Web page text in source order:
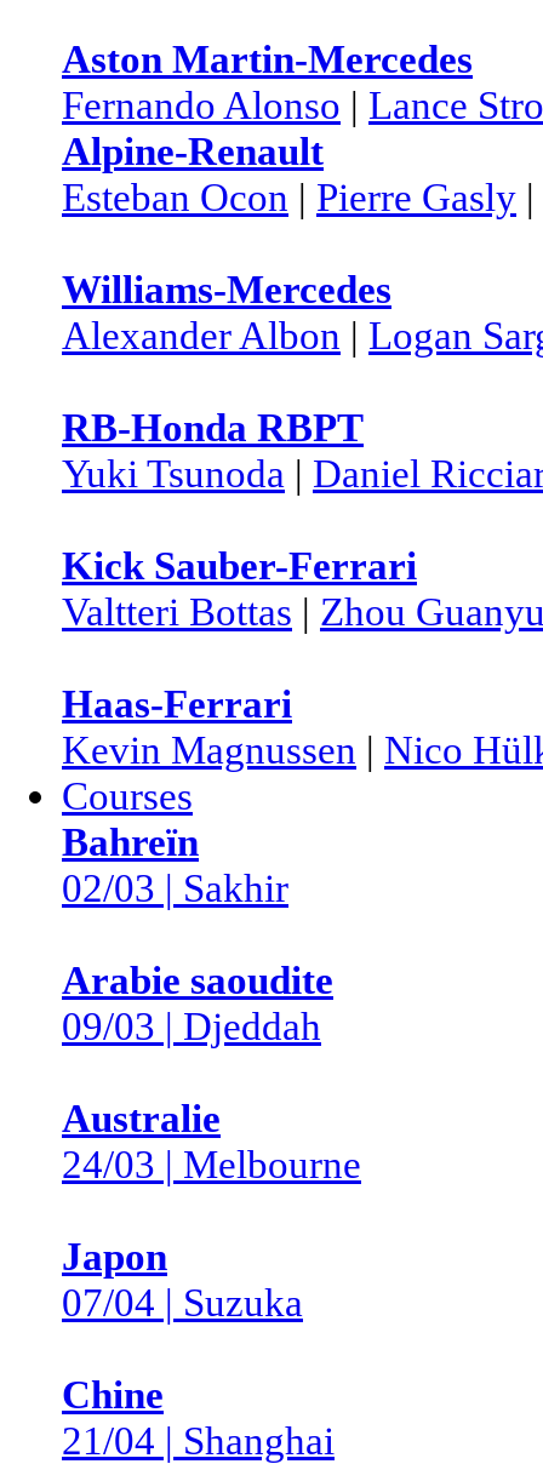
Aston Martin-Mercedes
Fernando Alonso | Lance
Alpine-Renault
Esteban Ocon | Pierre Gasly |
Williams-Mercedes
Alexander Albon | Logan
RB-Honda RBPT
Yuki Tsunoda | Daniel
Kick Sauber-Ferrari
Valtteri Bottas | Zhou
Haas-Ferrari
Kevin Magnussen | Nico
Courses
Bahreïn
02/03 | Sakhir
Arabie saoudite
09/03 | Djeddah
Australie
24/03 | Melbourne
Japon
07/04 | Suzuka
Chine
21/04 | Shanghai